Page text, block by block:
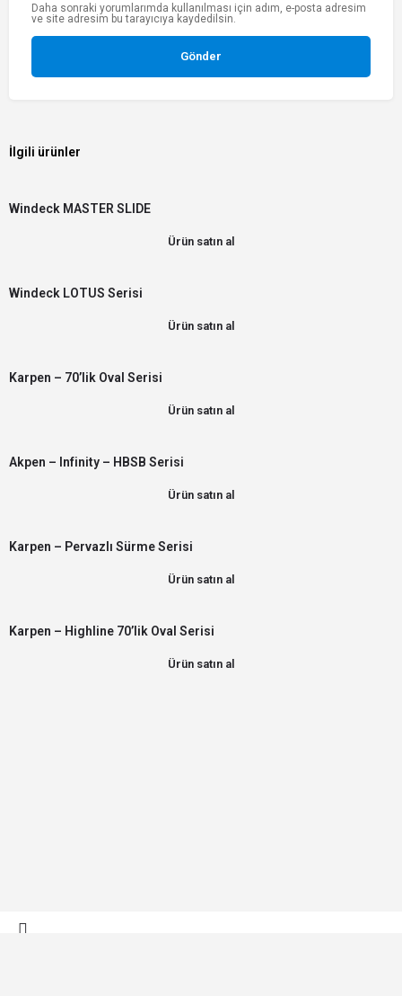
Daha sonraki yorumlarımda kullanılması için adım, e-posta adresim
ve site adresim bu tarayıcıya kaydedilsin.
İlgili ürünler
Windeck MASTER SLIDE
Ürün satın al
Windeck LOTUS Serisi
Ürün satın al
Karpen – 70’lik Oval Serisi
Ürün satın al
Akpen – Infinity – HBSB Serisi
Ürün satın al
Karpen – Pervazlı Sürme Serisi
Ürün satın al
Karpen – Highline 70’lik Oval Serisi
Ürün satın al